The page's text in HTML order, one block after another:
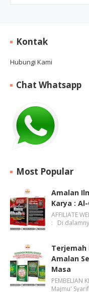
Kontak
Hubungi Kami
Chat Whatsapp
Most Popular
Amalan
Karya :
AFFILIATE
: Di
Terjemah
Amalan
Masa
PEMBELIAN
Majmu'